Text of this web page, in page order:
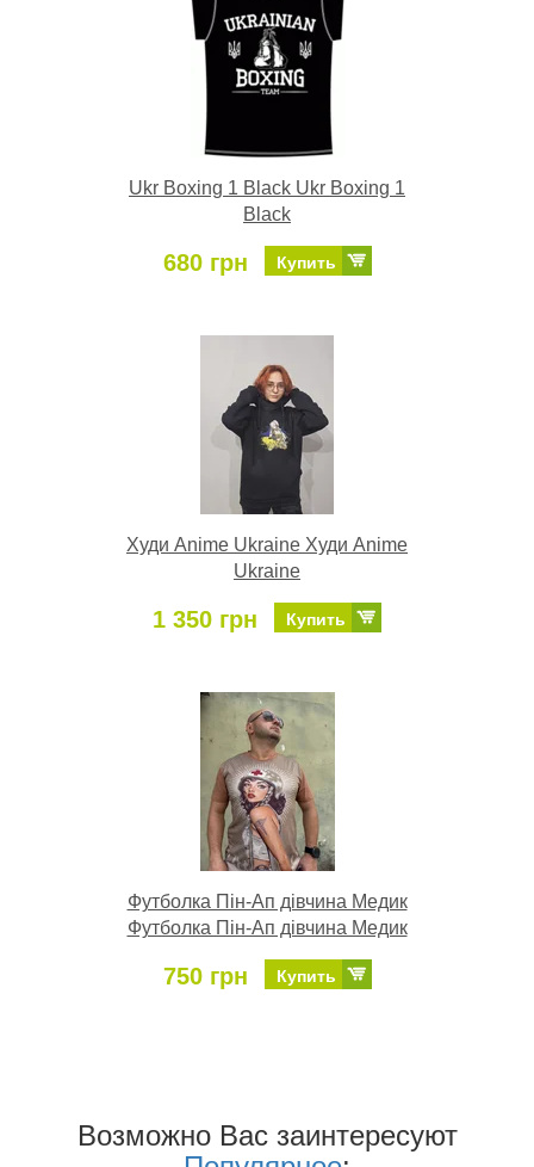
Ukr Boxing 1 Black Ukr Boxing 1
Black
680 грн Купить
Худи Anime Ukraine Худи Anime
Ukraine
1 350 грн Купить
Футболка Пін-Ап дівчина Медик
Футболка Пін-Ап дівчина Медик
750 грн Купить
Возможно Ваc заинтересуют